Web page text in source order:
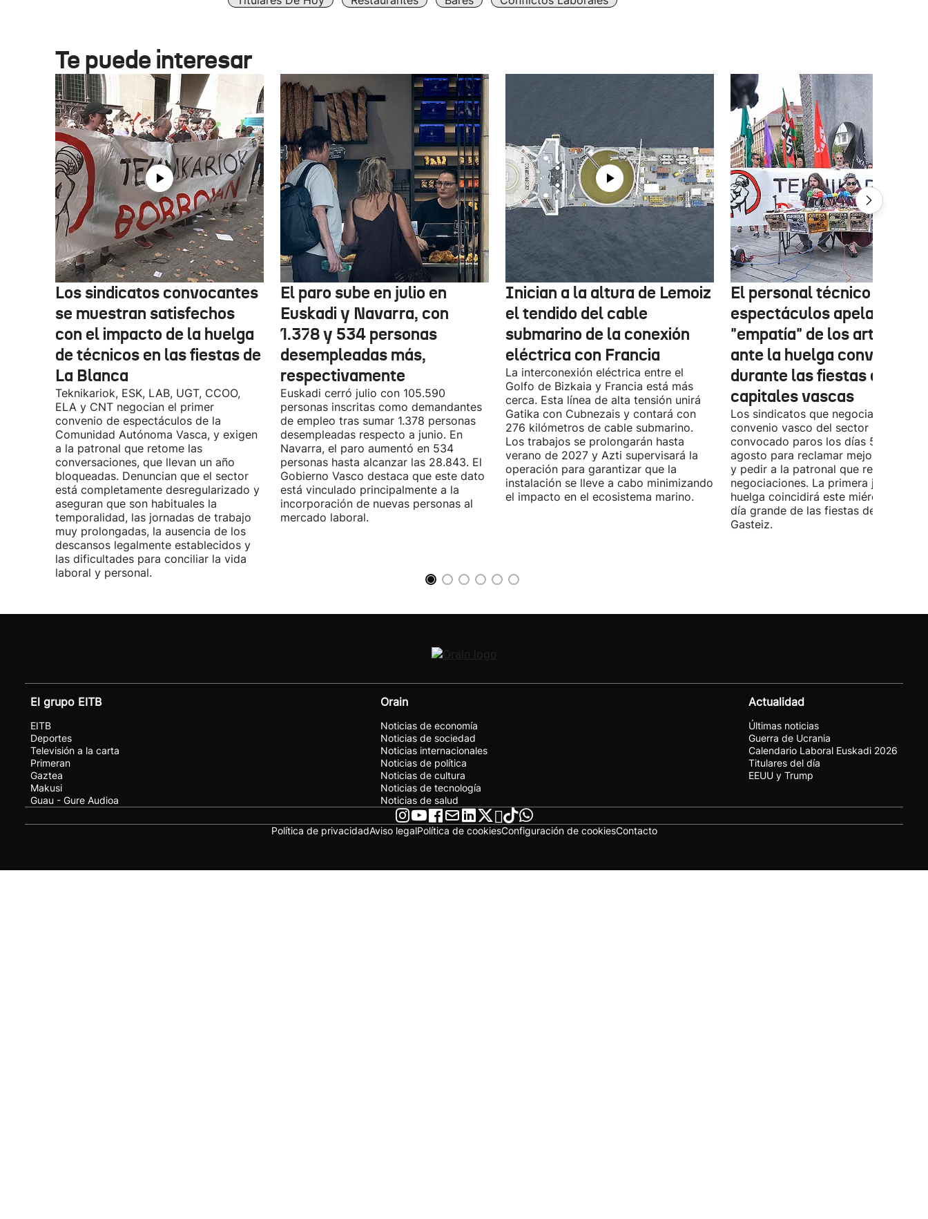
Te puede interesar
Los sindicatos convocantes
se muestran satisfechos
con el impacto de la huelga
de técnicos en las fiestas de
La Blanca
Teknikariok, ESK, LAB, UGT, CCOO,
ELA y CNT negocian el primer
convenio de espectáculos de la
Comunidad Autónoma Vasca, y exigen
a la patronal que retome las
conversaciones, que llevan un año
bloqueadas. Denuncian que el sector
está completamente desregularizado y
aseguran que son habituales la
temporalidad, las jornadas de trabajo
muy prolongadas, la ausencia de los
descansos legalmente establecidos y
las dificultades para conciliar la vida
laboral y personal.
El paro sube en julio en
Euskadi y Navarra, con
1.378 y 534 personas
desempleadas más,
respectivamente
Euskadi cerró julio con 105.590
personas inscritas como demandantes
de empleo tras sumar 1.378 personas
desempleadas respecto a junio. En
Navarra, el paro aumentó en 534
personas hasta alcanzar las 28.843. El
Gobierno Vasco destaca que este dato
está vinculado principalmente a la
incorporación de nuevas personas al
mercado laboral.
Inician a la altura de Lemoiz
el tendido del cable
submarino de la conexión
eléctrica con Francia
La interconexión eléctrica entre el
Golfo de Bizkaia y Francia está más
cerca. Esta línea de alta tensión unirá
Gatika con Cubnezais y contará con
276 kilómetros de cable submarino.
Los trabajos se prolongarán hasta
verano de 2027 y Azti supervisará la
operación para garantizar que la
instalación se lleve a cabo minimizando
el impacto en el ecosistema marino.
El personal técnico de
espectáculos apela a la
"empatía" de los artistas
ante la huelga convocada
durante las fiestas de las
capitales vascas
Los sindicatos que negocian el
convenio vasco del sector han
convocado paros los días 5, 14 y 26
agosto para reclamar mejoras
y pedir a la patronal que retome las
negociaciones. La primera jornada de
huelga coincidirá este miércoles con
día grande de las fiestas de Vitoria-
Gasteiz.
El grupo EITB
EITB
Deportes
Televisión a la carta
Primeran
Gaztea
Makusi
Guau - Gure Audioa
Orain
Noticias de economía
Noticias de sociedad
Noticias internacionales
Noticias de política
Noticias de cultura
Noticias de tecnología
Noticias de salud
Actualidad
Últimas noticias
Guerra de Ucrania
Calendario Laboral Euskadi 2026
Titulares del día
EEUU y Trump
Política de privacidadAviso legalPolítica de cookiesConfiguración de cookiesContacto